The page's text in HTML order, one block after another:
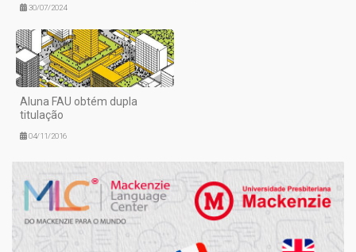
30/07/2024
Aluna FAU obtém dupla
titulação
04/11/2016